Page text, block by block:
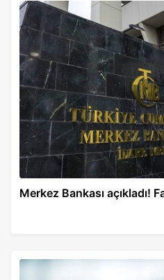
Merkez Bankası açıkladı!